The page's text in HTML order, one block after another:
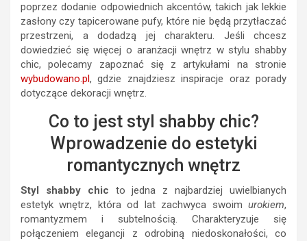
poprzez dodanie odpowiednich akcentów, takich jak lekkie
zasłony czy tapicerowane pufy, które nie będą przytłaczać
przestrzeni, a dodadzą jej charakteru. Jeśli chcesz
dowiedzieć się więcej o aranżacji wnętrz w stylu shabby
chic, polecamy zapoznać się z artykułami na stronie
wybudowano.pl , gdzie znajdziesz inspiracje oraz porady
dotyczące dekoracji wnętrz.
Co to jest styl shabby chic?
Wprowadzenie do estetyki
romantycznych wnętrz
Styl shabby chic to jedna z najbardziej uwielbianych
estetyk wnętrz, która od lat zachwyca swoim urokiem,
romantyzmem i subtelnością. Charakteryzuje się
połączeniem elegancji z odrobiną niedoskonałości, co